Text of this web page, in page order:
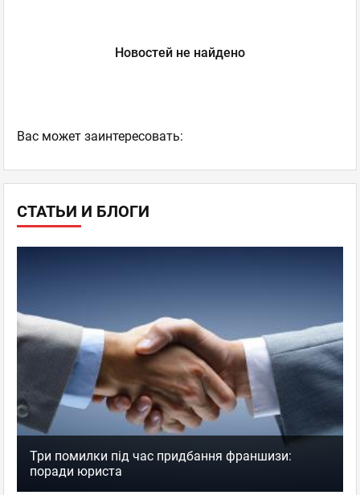
СТАТЬИ И БЛОГИ
Три помилки під час придбання франшизи:
поради юриста
Новостей не найдено
Ваc может заинтересовать: